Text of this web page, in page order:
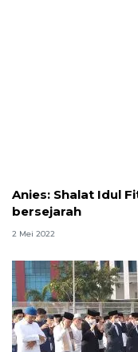
Anies: Shalat Idul
bersejarah
2 Mei 2022